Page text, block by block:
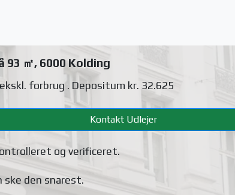
93 ㎡, 6000 Kolding
ekskl. forbrug. Depositum kr. 32.625
Kontakt Udlejer
og verificeret.
ske den snarest.